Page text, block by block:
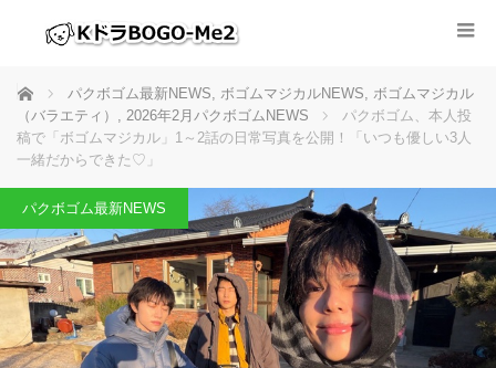
ホーム パクボゴム最新NEWS, ボゴムマジカルNEWS, ボゴムマジカル
（バラエティ） , 2026年2月パクボゴムNEWS
パクボゴム、本人投
稿で「ボゴムマジカル」1～2話の日常写真を公開！「いつも優しい3人
一緒だからできた♡」
パクボゴム最新NEWS